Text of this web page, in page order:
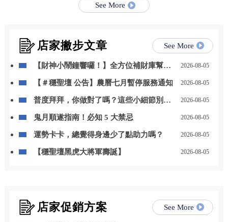
See More
店家撇步文章 See More
【財神小鬧鐘響囉！】全方位補財庫幫你
2026-08-05
【＃穩聖壇 公告】農曆七月暫停服務通知 2026-08-05
普度拜拜，你做對了嗎？這些小細節別忽
2026-08-05
鬼月順遂指南！必知 5 大禁忌 2026-08-05
運勢卡卡，總覺得身邊少了點助力嗎？ 2026-08-05
【穩聖壇黑虎大將軍壽誕】 2026-08-05
店家促銷方案 See More